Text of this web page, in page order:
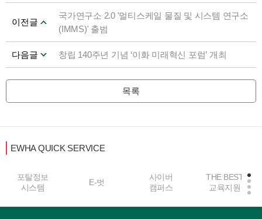
이전글
국가연구소 2.0 '멀티스케일 물질 및 시스템 연구소
(IMMS)' 출범
다음글 창립 140주년 기념 ‘이화 미래혁신 포럼’ 개최
목록
EWHA QUICK SERVICE
포탈정보
시스템
E-벗
사이버
캠퍼스
THE BEST
교육지원